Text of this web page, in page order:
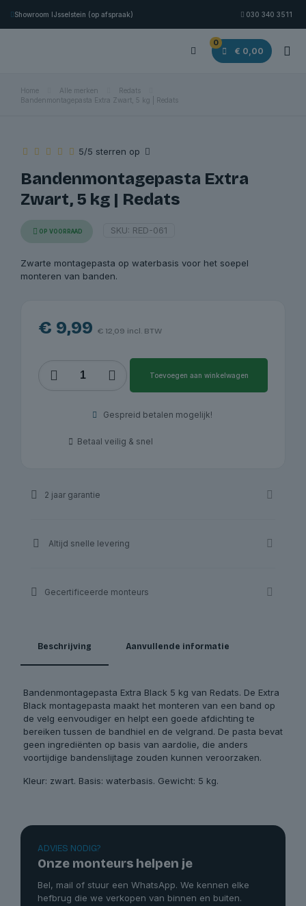
Showroom IJsselstein (op afspraak) 030 340 3511
0
€ 0,00
Home Alle merken
Redats
Bandenmontagepasta Extra Zwart, 5 kg | Redats
5/5 sterren op
Bandenmontagepasta Extra
Zwart, 5 kg | Redats
OP VOORRAAD SKU: RED-061
Zwarte montagepasta op waterbasis voor het soepel
monteren van banden.
€ 9,99 € 12,09 incl. BTW
Extra
Toevoegen aan winkelwagen
Gespreid betalen mogelijk!
Betaal veilig & snel
2 jaar garantie
Altijd snelle levering
Gecertificeerde monteurs
Beschrijving Aanvullende informatie
Bandenmontagepasta Extra Black 5 kg van Redats. De Extra
Black montagepasta maakt het monteren van een band op
de velg eenvoudiger en helpt een goede afdichting te
bereiken tussen de bandhiel en de velgrand. De pasta bevat
geen ingrediënten op basis van aardolie, die anders
voortijdige bandenslijtage zouden kunnen veroorzaken.
Kleur: zwart. Basis: waterbasis. Gewicht: 5 kg.
ADVIES NODIG?
Onze monteurs helpen je
Bel, mail of stuur een WhatsApp. We kennen elke
hefbrug die we verkopen van binnen en buiten.